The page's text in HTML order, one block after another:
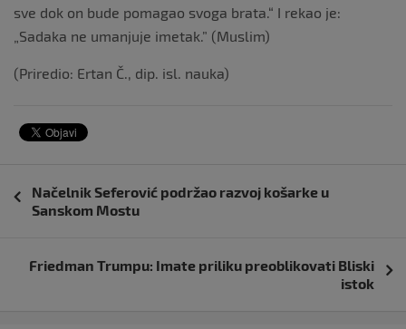
sve dok on bude pomagao svoga brata.“ I rekao je:
„Sadaka ne umanjuje imetak.” (Muslim)
(Priredio: Ertan Č., dip. isl. nauka)
objava
Načelnik Seferović podržao razvoj košarke u
Sanskom Mostu
Friedman Trumpu: Imate priliku preoblikovati Bliski
istok